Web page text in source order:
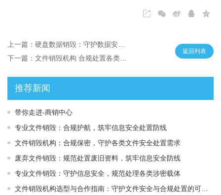
返回列表
推荐新闻
带你走进-商销中心
专业文件销毁：合规护航，筑牢信息安全处置防线
文件销毁机构：合规保密，守护各类文件安全处置需求
废弃文件销毁：规范处置废旧资料，筑牢信息安全防线
专业文件销毁：守护信息安全，规范处理各类涉密载体
文件销毁机构选型与合作指南：守护文件安全与合规处置的可靠选择